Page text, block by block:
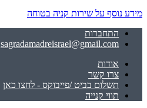
מידע נוסף על שירות קניה בטוחה
התחברות
sagradamadreisrael@gmail.com
אודות
צרו קשר
תשלום בביט /פייבוקס - לחצו כאן
תווי קנייה